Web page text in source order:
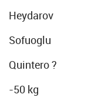
Heydarov
Sofuoglu
Quintero ?
-50 kg